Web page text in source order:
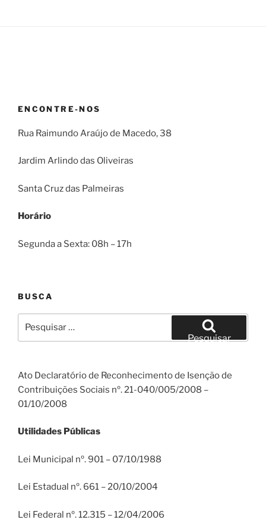
ENCONTRE-NOS
Rua Raimundo Araújo de Macedo, 38
Jardim Arlindo das Oliveiras
Santa Cruz das Palmeiras
Horário
Segunda a Sexta: 08h – 17h
BUSCA
por:
Pesquisar
Ato Declaratório de Reconhecimento de Isenção de
Contribuições Sociais nº. 21-040/005/2008 –
01/10/2008
Utilidades Públicas
Lei Municipal nº. 901 – 07/10/1988
Lei Estadual nº. 661 – 20/10/2004
Lei Federal nº. 12.315 – 12/04/2006